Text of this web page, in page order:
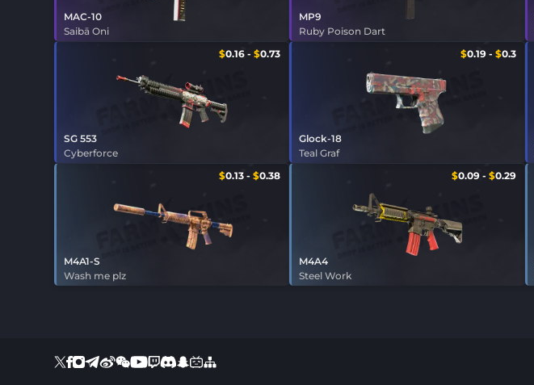
MAC-10
Saibā Oni
MP9
Ruby Poison Dart
$0.16 -$0.73
SG 553
Cyberforce
$0.19- $0.3
Glock-18
Teal Graf
$0.13 -$0.38
M4A1-S
Wash me plz
$0.09- $0.29
M4A4
Steel Work